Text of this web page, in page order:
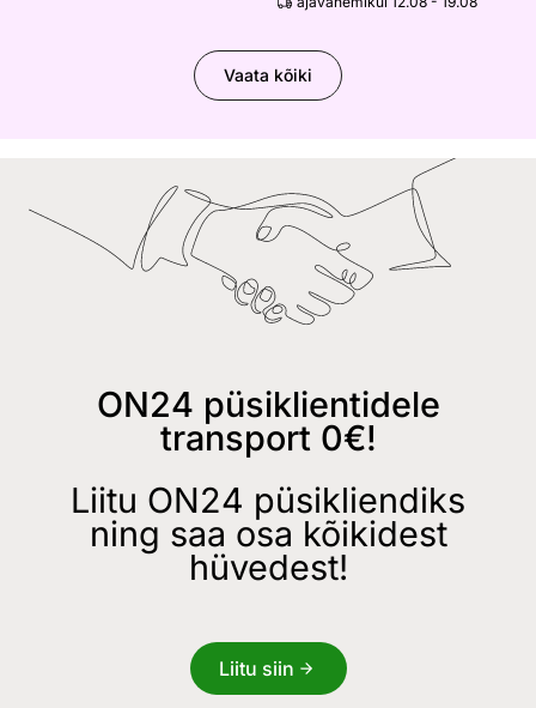
Vaata kõiki
ON24 püsiklientidele
transport 0€!
Liitu ON24 püsikliendiks
ning saa osa kõikidest
hüvedest!
Liitu siin